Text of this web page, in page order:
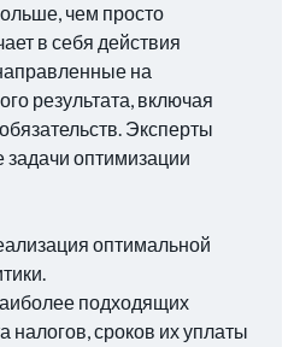
чем просто
в себя действия
на
результата, включая
Эксперты
оптимизации
оптимальной
подходящих
налогов, сроков их уплаты